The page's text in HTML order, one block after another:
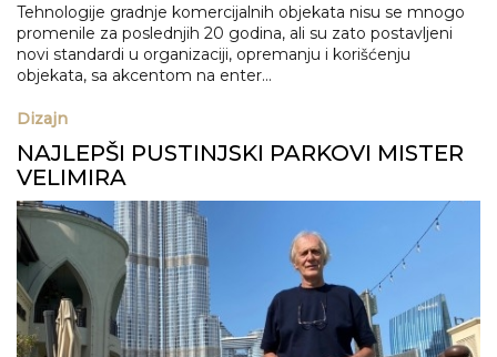
Tehnologije gradnje komercijalnih objekata nisu se mnogo
promenile za poslednjih 20 godina, ali su zato postavljeni
novi standardi u organizaciji, opremanju i korišćenju
objekata, sa akcentom na enter...
Dizajn
NAJLEPŠI PUSTINJSKI PARKOVI MISTER
VELIMIRA